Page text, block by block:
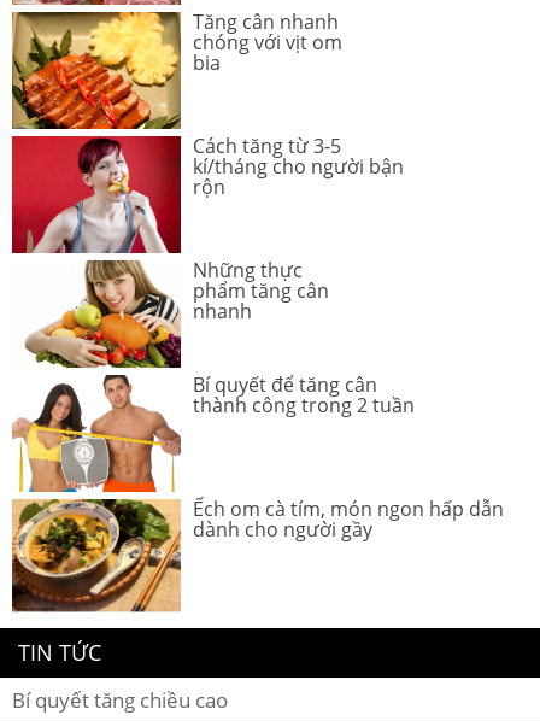
Tăng cân nhanh
chóng với vịt om
bia
Cách tăng từ 3-5
kí/tháng cho người bận
rộn
Những thực
phẩm tăng cân
nhanh
Bí quyết để tăng cân
thành công trong 2 tuần
Ếch om cà tím, món ngon hấp dẫn
dành cho người gầy
TIN TỨC
Bí quyết tăng chiều cao